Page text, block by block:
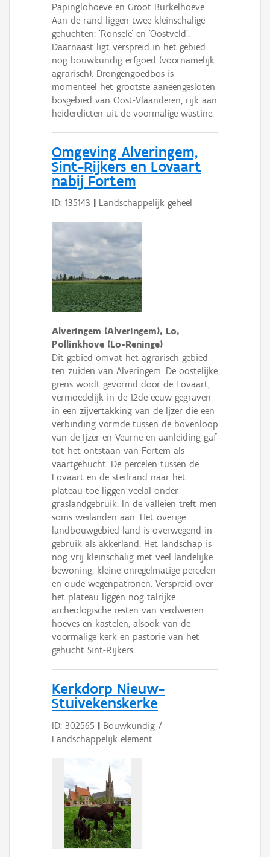
Papinglohoeve en Groot Burkelhoeve.
Aan de rand liggen twee kleinschalige
gehuchten: ‘Ronsele’ en ‘Oostveld’.
Daarnaast ligt verspreid in het gebied
nog bouwkundig erfgoed (voornamelijk
agrarisch). Drongengoedbos is
momenteel het grootste aaneengesloten
bosgebied van Oost-Vlaanderen, rijk aan
heiderelicten uit de voormalige wastine.
Omgeving Alveringem,
Sint-Rijkers en Lovaart
nabij Fortem
ID: 135143 Landschappelijk geheel
Alveringem (Alveringem), Lo,
Pollinkhove (Lo-Reninge)
Dit gebied omvat het agrarisch gebied
ten zuiden van Alveringem. De oostelijke
grens wordt gevormd door de Lovaart,
vermoedelijk in de 12de eeuw gegraven
in een zijvertakking van de Ijzer die een
verbinding vormde tussen de bovenloop
van de Ijzer en Veurne en aanleiding gaf
tot het ontstaan van Fortem als
vaartgehucht. De percelen tussen de
Lovaart en de steilrand naar het
plateau toe liggen veelal onder
graslandgebruik. In de valleien treft men
soms weilanden aan. Het overige
landbouwgebied land is overwegend in
gebruik als akkerland. Het landschap is
nog vrij kleinschalig met veel landelijke
bewoning, kleine onregelmatige percelen
en oude wegenpatronen. Verspreid over
het plateau liggen nog talrijke
archeologische resten van verdwenen
hoeves en kastelen, alsook van de
voormalige kerk en pastorie van het
gehucht Sint-Rijkers.
Kerkdorp Nieuw-
Stuivekenskerke
ID: 302565 | Bouwkundig /
Landschappelijk element